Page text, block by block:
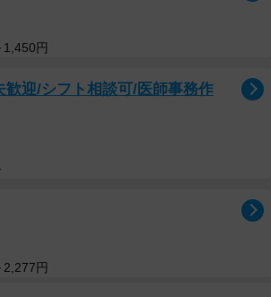
1.9万円が相場だからw そしてガソリン自
円
迎/シフト相談可/医師事務作
円